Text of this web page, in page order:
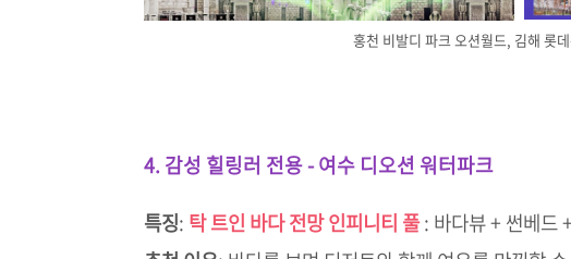
홍천 비발디 파크 오션월드, 김해 롯
4. 감성 힐링러 전용 - 여수 디오션 워터파크
특징: 탁 트인 바다 전망 인피니티 풀: 바다뷰 + 썬베드